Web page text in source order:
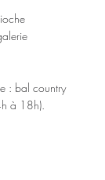
: bal country
à 18h).